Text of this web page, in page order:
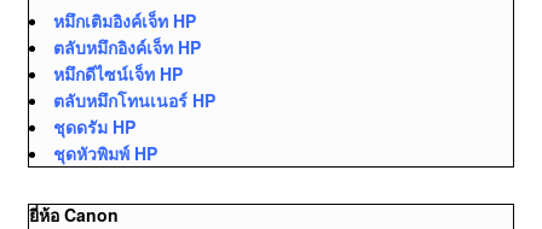
หมึกเติมอิงค์เจ็ท HP
ตลับหมึกอิงค์เจ็ท HP
หมึกดีไซน์เจ็ท HP
ตลับหมึกโทนเนอร์ HP
ชุดดรัม HP
ชุดหัวพิมพ์ HP
ยี่ห้อ Canon